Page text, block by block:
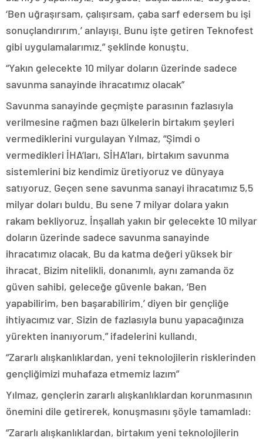
‘Ben uğraşırsam, çalışırsam, çaba sarf edersem bu işi
sonuçlandırırım.’ anlayışı. Bunu işte getiren Teknofest
gibi uygulamalarımız.” şeklinde konuştu.
“Yakın gelecekte 10 milyar doların üzerinde sadece
savunma sanayinde ihracatımız olacak”
Savunma sanayinde geçmişte parasının fazlasıyla
verilmesine rağmen bazı ülkelerin birtakım şeyleri
vermediklerini vurgulayan Yılmaz, “Şimdi o
vermedikleri İHA’ları, SİHA’ları, birtakım savunma
sistemlerini biz kendimiz üretiyoruz ve dünyaya
satıyoruz. Geçen sene savunma sanayi ihracatımız 5,5
milyar doları buldu. Bu sene 7 milyar dolara yakın
rakam bekliyoruz. İnşallah yakın bir gelecekte 10 milyar
doların üzerinde sadece savunma sanayinde
ihracatımız olacak. Bu da katma değeri yüksek bir
ihracat. Bizim nitelikli, donanımlı, aynı zamanda öz
güven sahibi, geleceğe güvenle bakan, ‘Ben
yapabilirim, ben başarabilirim.’ diyen bir gençliğe
ihtiyacımız var. Sizin de fazlasıyla bunu yapacağınıza
yürekten inanıyorum.” ifadelerini kullandı.
“Zararlı alışkanlıklardan, yeni teknolojilerin risklerinden
gençliğimizi muhafaza etmemiz lazım”
Yılmaz, gençlerin zararlı alışkanlıklardan korunmasının
önemini dile getirerek, konuşmasını şöyle tamamladı:
“Zararlı alışkanlıklardan, birtakım yeni teknolojilerin